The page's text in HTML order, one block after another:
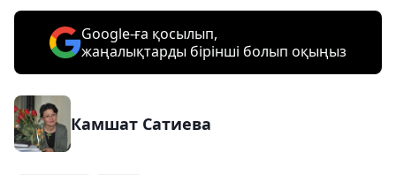
Google-ға қосылып,
жаңалықтарды бірінші болып оқыңыз
Камшат Сатиева